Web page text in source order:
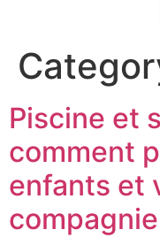
Piscine et
comment
enfants et